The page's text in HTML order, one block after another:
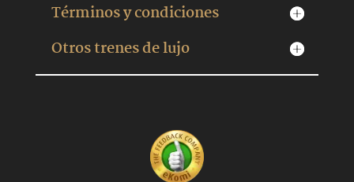
Términos y condiciones
Otros trenes de lujo